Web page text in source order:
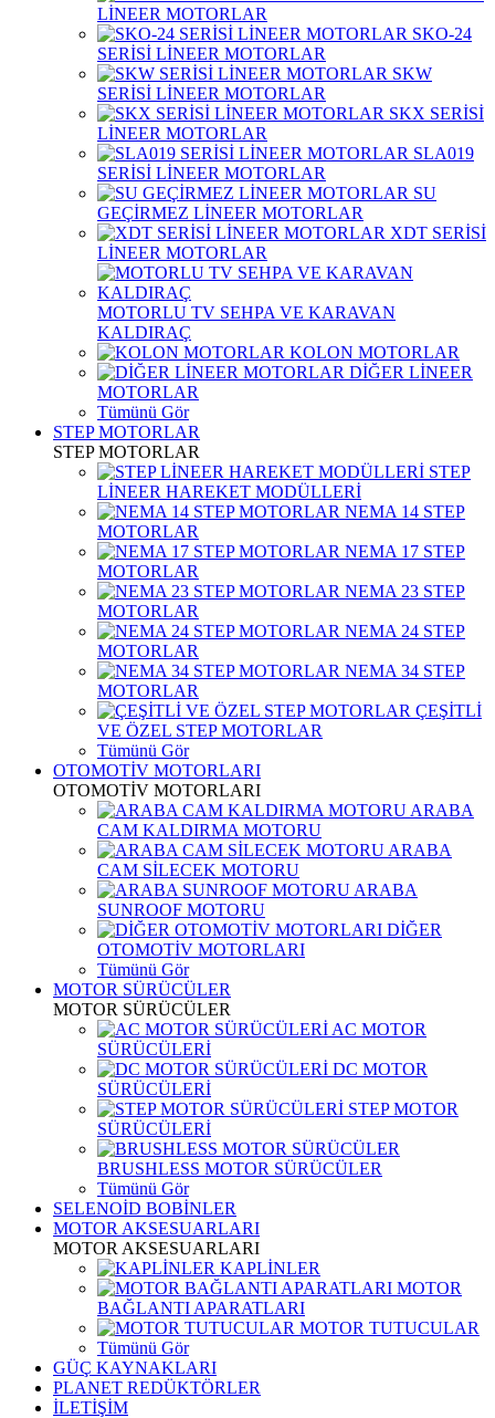
LİNEER MOTORLAR
SKO-24
SERİSİ LİNEER MOTORLAR
SKW
SERİSİ LİNEER MOTORLAR
SKX SERİSİ
LİNEER MOTORLAR
SLA019
SERİSİ LİNEER MOTORLAR
SU
GEÇİRMEZ LİNEER MOTORLAR
XDT SERİSİ
LİNEER MOTORLAR
MOTORLU TV SEHPA VE KARAVAN
KALDIRAÇ
KOLON MOTORLAR
DİĞER LİNEER
MOTORLAR
Tümünü Gör
STEP MOTORLAR
STEP MOTORLAR
STEP
LİNEER HAREKET MODÜLLERİ
NEMA 14 STEP
MOTORLAR
NEMA 17 STEP
MOTORLAR
NEMA 23 STEP
MOTORLAR
NEMA 24 STEP
MOTORLAR
NEMA 34 STEP
MOTORLAR
ÇEŞİTLİ
VE ÖZEL STEP MOTORLAR
Tümünü Gör
OTOMOTİV MOTORLARI
OTOMOTİV MOTORLARI
ARABA
CAM KALDIRMA MOTORU
ARABA
CAM SİLECEK MOTORU
ARABA
SUNROOF MOTORU
DİĞER
OTOMOTİV MOTORLARI
Tümünü Gör
MOTOR SÜRÜCÜLER
MOTOR SÜRÜCÜLER
AC MOTOR
SÜRÜCÜLERİ
DC MOTOR
SÜRÜCÜLERİ
STEP MOTOR
SÜRÜCÜLERİ
BRUSHLESS MOTOR SÜRÜCÜLER
Tümünü Gör
SELENOİD BOBİNLER
MOTOR AKSESUARLARI
MOTOR AKSESUARLARI
KAPLİNLER
MOTOR
BAĞLANTI APARATLARI
MOTOR TUTUCULAR
Tümünü Gör
GÜÇ KAYNAKLARI
PLANET REDÜKTÖRLER
İLETİŞİM